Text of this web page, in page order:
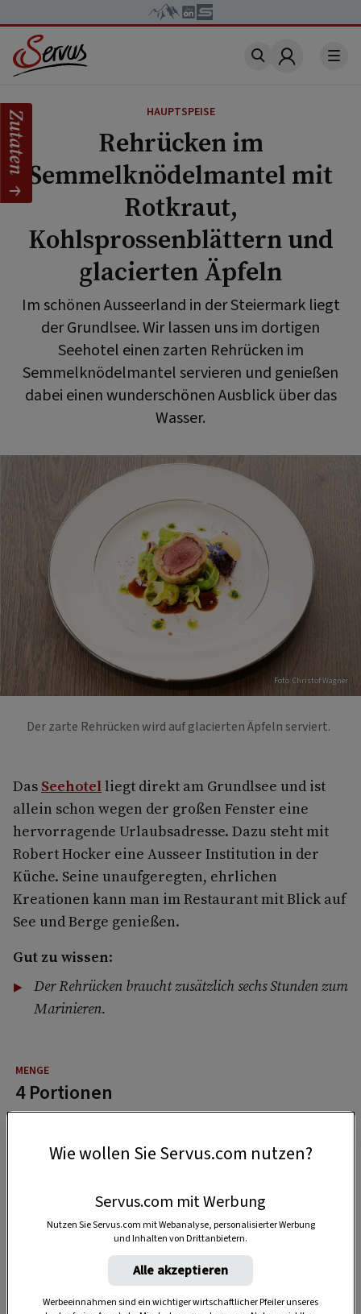
Account
HAUPTSPEISE
Rehrücken im
Semmelknödelmantel mit
Rotkraut,
Kohlsprossenblättern und
glacierten Äpfeln
Im schönen Ausseerland in der Steiermark liegt
der Grundlsee. Wir lassen uns im dortigen
Seehotel einen zarten Rehrücken im
Semmelknödelmantel servieren und genießen
dabei einen wunderschönen Ausblick über das
Wasser.
Foto: Christof Wagner
Der zarte Rehrücken wird auf glacierten Äpfeln serviert.
Das Seehotelliegt direkt am Grundlsee und ist
allein schon wegen der großen Fenster eine
hervorragende Urlaubsadresse. Dazu steht mit
Robert Hocker eine Ausseer Institution in der
Küche. Seine unaufgeregten, ehrlichen
Kreationen kann man im Restaurant mit Blick auf
See und Berge genießen.
Gut zu wissen:
Der Rehrücken braucht zusätzlich sechs Stunden zum
Marinieren.
4 Portionen
15 Minuten
1 Stunde
Zutaten
Wie wollen Sie Servus.com nutzen?
Servus.com mit Werbung
Nutzen Sie Servus.com mit Webanalyse, personalisierter Werbung
und Inhalten von Drittanbietern.
Alle akzeptieren
Werbeeinnahmen sind ein wichtiger wirtschaftlicher Pfeiler unseres